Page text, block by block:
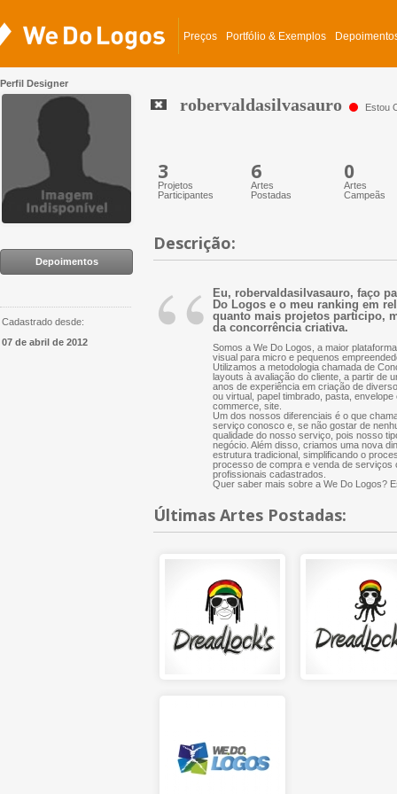
Preços Portfólio & Exemplos
Depoimentos
Cadastrado desde:
07 de abril de 2012
robervaldasilvasauro Estou
Perfil Designer
3
Projetos
Participantes
6
Artes
Postadas
0
Artes
Campeãs
Descrição:
“
Eu, robervaldasilvasauro, faço
Do Logos e o meu ranking em
quanto mais projetos participo,
da concorrência criativa.
Somos a We Do Logos, a maior
visual para micro e pequenos
Utilizamos a metodologia chamada de
layouts à avaliação do cliente, a partir de
anos de experiência em criação de
ou virtual, papel timbrado, pasta,
commerce, site.
Um dos nossos diferenciais é o que
serviço conosco e, se não gostar de
qualidade do nosso serviço, pois nosso
negócio. Além disso, criamos uma nova
estrutura tradicional, simplificando o
processo de compra e venda de serviços
profissionais cadastrados.
Quer saber mais sobre a We Do Logos?
Últimas Artes Postadas: